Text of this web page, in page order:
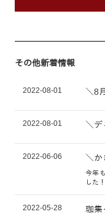
その他新着情報
2022-08-01 ＼8
2022-08-01 ＼
2022-06-06 ＼
今年
した！
2022-05-28 珈集